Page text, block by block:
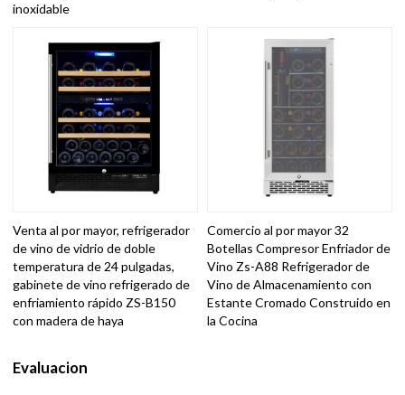
inoxidable
Venta al por mayor, refrigerador
de vino de vidrio de doble
temperatura de 24 pulgadas,
gabinete de vino refrigerado de
enfriamiento rápido ZS-B150
con madera de haya
Comercio al por mayor 32
Botellas Compresor Enfriador de
Vino Zs-A88 Refrigerador de
Vino de Almacenamiento con
Estante Cromado Construido en
la Cocina
Evaluacion